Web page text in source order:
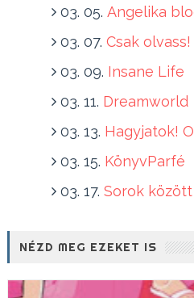
03. 05. Angelika
03. 07. Csak olvass!
03. 09. Insane Life
03. 11. Dreamworld
03. 13. Hagyjatok!
03. 15. KönyvParfé
03. 17. Sorok között
NÉZD MEG EZEKET IS